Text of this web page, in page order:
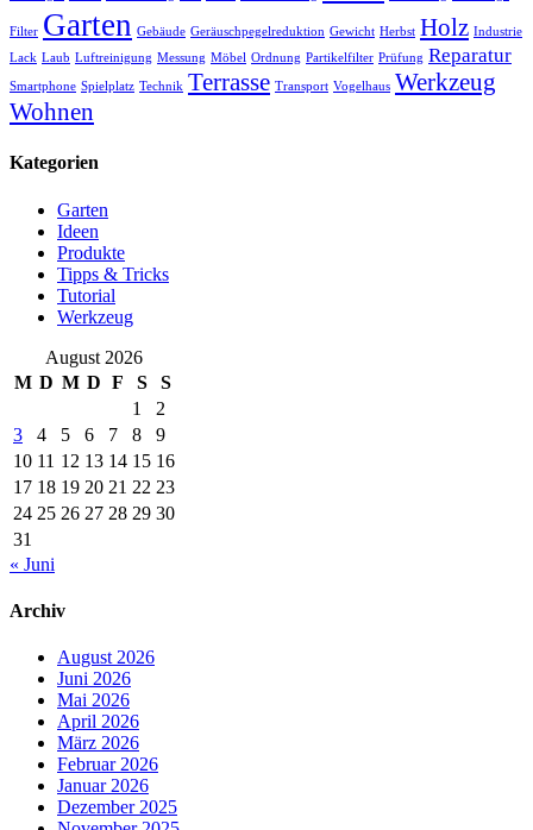
Filter Garten Gebäude Geräuschpegelreduktion Gewicht Herbst Holz Industrie
Lack Laub Luftreinigung Messung Möbel Ordnung Partikelfilter Prüfung Reparatur
Smartphone Spielplatz Technik Terrasse Transport Vogelhaus Werkzeug
Wohnen
Kategorien
Garten
Ideen
Produkte
Tipps & Tricks
Tutorial
Werkzeug
August 2026
M D M D F S
S
1
2
3
4 5 6 7 8
9
10 11 12 13 14 15 16
17 18 19 20 21 22 23
24 25 26 27 28 29 30
31
« Juni
Archiv
August 2026
Juni 2026
Mai 2026
April 2026
März 2026
Februar 2026
Januar 2026
Dezember 2025